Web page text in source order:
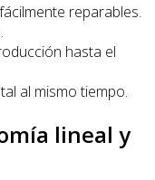
reparables.
hasta el
al mismo tiempo.
lineal y